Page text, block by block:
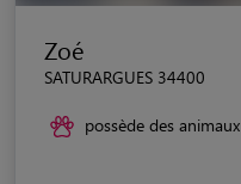
Zoé
SATURARGUES 34400
possède des animaux